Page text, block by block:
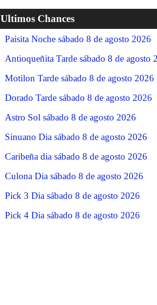
Ultimos Chances
Paisita Noche sábado 8 de agosto 2026
Antioqueñita Tarde sábado 8 de agosto
Motilon Tarde sábado 8 de agosto 2026
Dorado Tarde sábado 8 de agosto 2026
Astro Sol sábado 8 de agosto 2026
Sinuano Dia sábado 8 de agosto 2026
Caribeña dia sábado 8 de agosto 2026
Culona Dia sábado 8 de agosto 2026
Pick 3 Dia sábado 8 de agosto 2026
Pick 4 Dia sábado 8 de agosto 2026